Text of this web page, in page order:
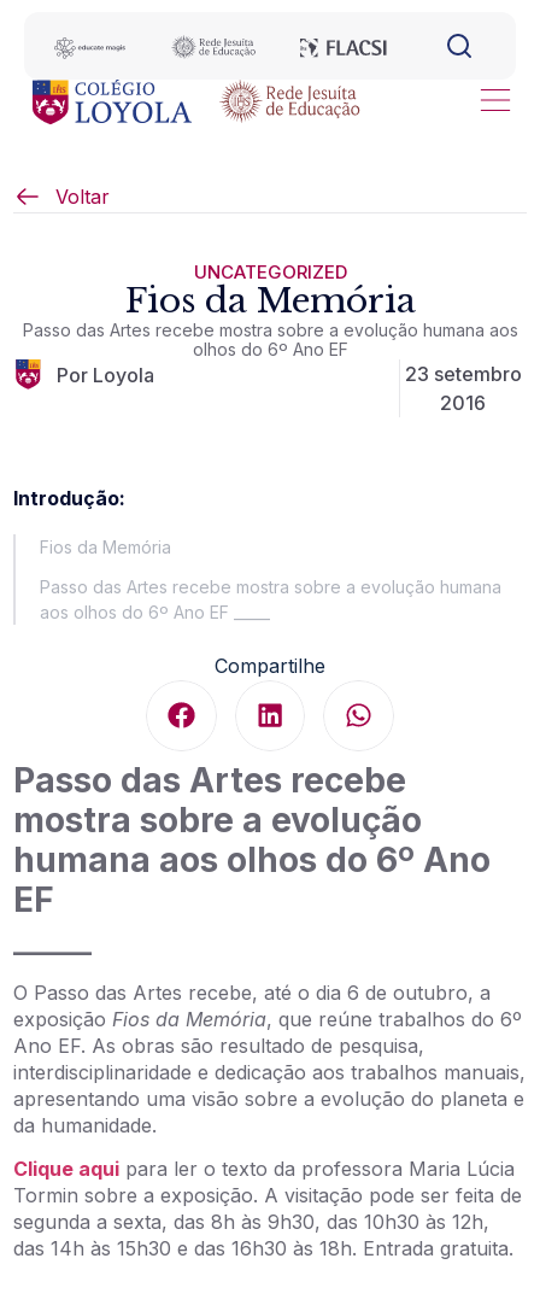
Voltar
UNCATEGORIZED
Fios da Memória
Passo das Artes recebe mostra sobre a evolução humana aos
olhos do 6º Ano EF
Por Loyola
23 setembro
2016
Introdução:
Fios da Memória
Passo das Artes recebe mostra sobre a evolução humana
aos olhos do 6º Ano EF _____
Compartilhe
Passo das Artes recebe
mostra sobre a evolução
humana aos olhos do 6º Ano
EF
O Passo das Artes recebe, até o dia 6 de outubro, a
exposição Fios da Memória, que reúne trabalhos do 6º
Ano EF. As obras são resultado de pesquisa,
interdisciplinaridade e dedicação aos trabalhos manuais,
apresentando uma visão sobre a evolução do planeta e
da humanidade.
Clique aqui para ler o texto da professora Maria Lúcia
Tormin sobre a exposição. A visitação pode ser feita de
segunda a sexta, das 8h às 9h30, das 10h30 às 12h,
das 14h às 15h30 e das 16h30 às 18h. Entrada gratuita.